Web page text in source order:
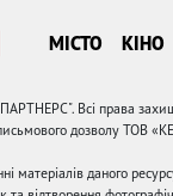
МІСТО КІНО
Всі права
письмового дозволу ТОВ
матеріалів даного